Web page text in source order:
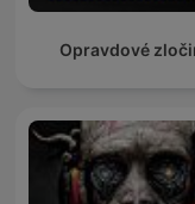
Opravdové